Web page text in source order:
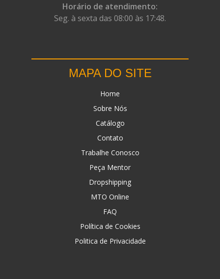
Horário de atendimento:
Seg. à sexta das 08:00 às 17:48.
MAPA DO SITE
Home
Sobre Nós
Catálogo
Contato
Trabalhe Conosco
Peça Mentor
Dropshipping
MTO Online
FAQ
Política de Cookies
Politica de Privacidade